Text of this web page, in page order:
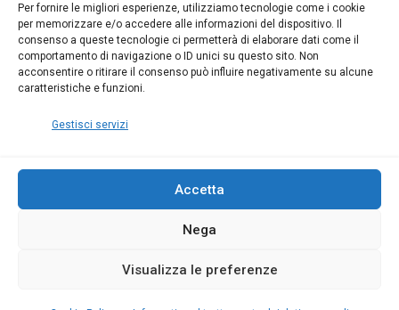
Per fornire le migliori esperienze, utilizziamo tecnologie come i cookie
per memorizzare e/o accedere alle informazioni del dispositivo. Il
consenso a queste tecnologie ci permetterà di elaborare dati come il
comportamento di navigazione o ID unici su questo sito. Non
acconsentire o ritirare il consenso può influire negativamente su alcune
caratteristiche e funzioni.
Gestisci servizi
Accetta
Nega
Visualizza le preferenze
Blumaticasu
Coordinatore della
Sicurezza: cosa è
richiesto per abilitazione
e aggiornamento
Copyright Blumatica